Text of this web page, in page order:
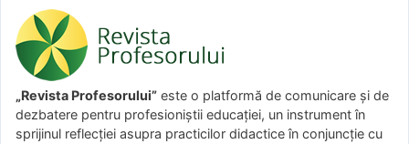
„Revista Profesorului” este o platformă de comunicare și de
dezbatere pentru profesioniștii educației, un instrument în
sprijinul reflecției asupra practicilor didactice în conjuncție cu